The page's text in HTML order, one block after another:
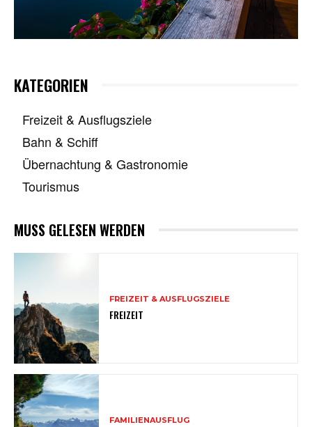
KATEGORIEN
Freizeit & Ausflugsziele
Bahn & Schiff
Übernachtung & Gastronomie
Tourismus
MUSS GELESEN WERDEN
FREIZEIT & AUSFLUGSZIELE
FREIZEIT
FAMILIENAUSFLUG